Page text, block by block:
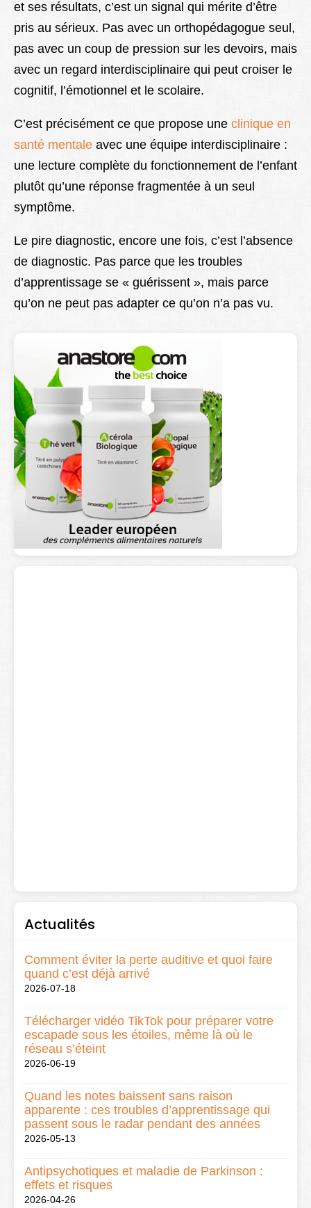
et ses résultats, c’est un signal qui mérite d’être
pris au sérieux. Pas avec un orthopédagogue seul,
pas avec un coup de pression sur les devoirs, mais
avec un regard interdisciplinaire qui peut croiser le
cognitif, l’émotionnel et le scolaire.
C’est précisément ce que propose une clinique en
santé mentale avec une équipe interdisciplinaire :
une lecture complète du fonctionnement de l’enfant
plutôt qu’une réponse fragmentée à un seul
symptôme.
Le pire diagnostic, encore une fois, c’est l’absence
de diagnostic. Pas parce que les troubles
d’apprentissage se « guérissent », mais parce
qu’on ne peut pas adapter ce qu’on n’a pas vu.
Actualités
Comment éviter la perte auditive et quoi faire
quand c’est déjà arrivé
2026-07-18
Télécharger vidéo TikTok pour préparer votre
escapade sous les étoiles, même là où le
réseau s’éteint
2026-06-19
Quand les notes baissent sans raison
apparente : ces troubles d’apprentissage qui
passent sous le radar pendant des années
2026-05-13
Antipsychotiques et maladie de Parkinson :
effets et risques
2026-04-26